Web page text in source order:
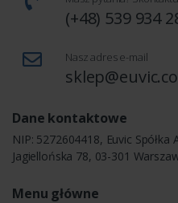
(+48) 539 934
Nasz adres e-mail
Dane kontaktowe
NIP: 5272604418, Euvic Spółka
Jagiellońska 78, 03-301
Menu główne